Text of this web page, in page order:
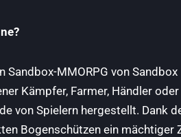
Sandbox-MMORPG von
Kämpfer, Farmer, Händler
von Spielern hergestellt. Dank
Bogenschützen ein mächtiger